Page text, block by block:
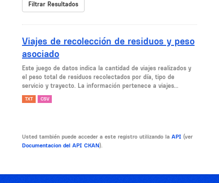
Filtrar Resultados
Viajes de recolección de residuos y peso
asociado
Este juego de datos indica la cantidad de viajes realizados y
el peso total de residuos recolectados por día, tipo de
servicio y trayecto. La información pertenece a viajes...
TXT CSV
Usted también puede acceder a este registro utilizando la API (ver
Documentacion del API CKAN).